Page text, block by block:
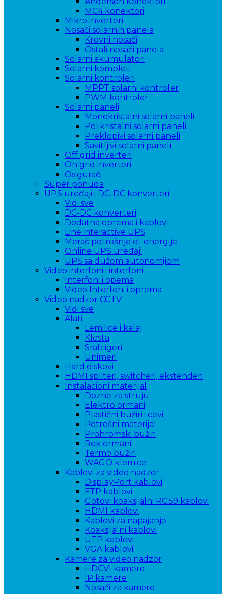
MC4 konektori
Mikro inverteri
Nosači solarnih panela
Krovni nosači
Ostali nosači panela
Solarni akumulatori
Solarni kompleti
Solarni kontroleri
MPPT solarni kontroler
PWM kontroler
Solarni paneli
Monokristalni solarni paneli
Polikristalni solarni paneli
Preklopivi solarni paneli
Savitljivi solarni paneli
Off grid inverteri
On grid inverteri
Osigurači
Super ponuda
UPS uređaji i DC-DC konverteri
Vidi sve
DC-DC konverteri
Dodatna oprema i kablovi
Line interactive UPS
Merač potrošnje el. energije
Online UPS uređaji
UPS sa dužom autonomijom
Video interfoni i interfoni
Interfoni i opema
Video Interfoni i oprema
Video nadzor CCTV
Vidi sve
Alati
Lemilice i kalaj
Klesta
Srafcigeri
Unimeri
Hard diskovi
HDMI spliteri, switcheri, ekstenderi
Instalacioni materijal
Dozne za struju
Elektro ormani
Plastični bužiri i cevi
Potrošni materijal
Prohromski bužiri
Rek ormani
Termo bužiri
WAGO klemice
Kablovi za video nadzor
DisplayPort kablovi
FTP kablovi
Gotovi koaksijalni RG59 kablovi
HDMI kablovi
Kablovi za napajanje
Koaksijalni kablovi
UTP kablovi
VGA kablovi
Kamere za video nadzor
HDCVI kamere
IP kamere
Nosači za kamere